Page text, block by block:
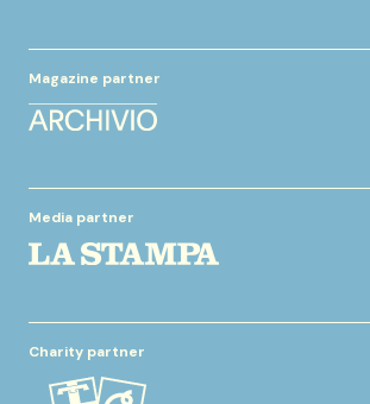
Magazine partner
Media partner
Charity partner